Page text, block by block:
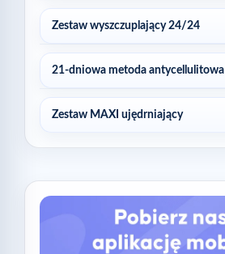
Zestaw wyszczuplający 24/24
21-dniowa metoda antycellulitowa
Zestaw MAXI ujędrniający